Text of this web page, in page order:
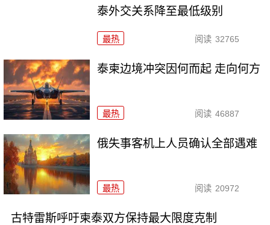
泰外交关系降至最低级别
最热 阅读 32765
泰柬边境冲突因何而起 走向何方
最热 阅读 46887
俄失事客机上人员确认全部遇难
最热 阅读 20972
古特雷斯呼吁柬泰双方保持最大限度克制